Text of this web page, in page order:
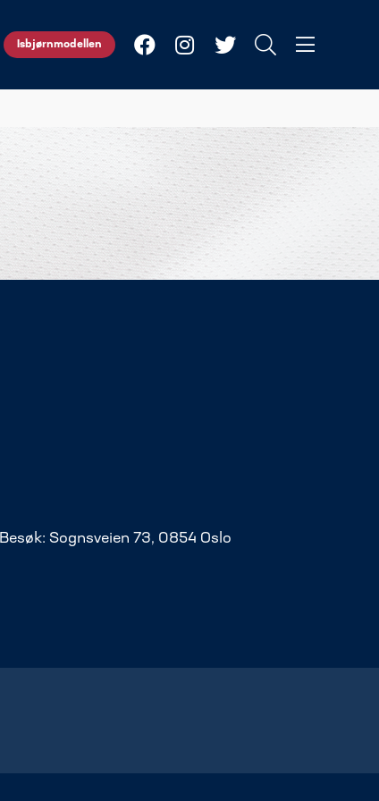
Isbjørnmodellen
Besøk: Sognsveien 73, 0854 Oslo